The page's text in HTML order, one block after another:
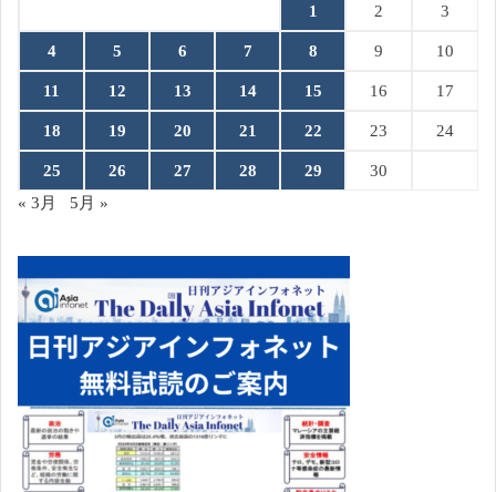
1 2 3
4 5 6 7 8 9 10
11 12 13 14 15 16 17
18 19 20 21 22 23 24
25 26 27 28 29
30
« 3月
5月 »